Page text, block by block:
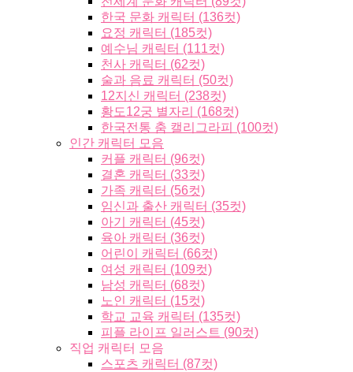
한국 문화 캐릭터 (136컷)
요정 캐릭터 (185컷)
예수님 캐릭터 (111컷)
천사 캐릭터 (62컷)
술과 음료 캐릭터 (50컷)
12지신 캐릭터 (238컷)
황도12궁 별자리 (168컷)
한국전통 춤 캘리그라피 (100컷)
인간 캐릭터 모음
커플 캐릭터 (96컷)
결혼 캐릭터 (33컷)
가족 캐릭터 (56컷)
임신과 출산 캐릭터 (35컷)
아기 캐릭터 (45컷)
육아 캐릭터 (36컷)
어린이 캐릭터 (66컷)
여성 캐릭터 (109컷)
남성 캐릭터 (68컷)
노인 캐릭터 (15컷)
학교 교육 캐릭터 (135컷)
피플 라이프 일러스트 (90컷)
직업 캐릭터 모음
스포츠 캐릭터 (87컷)